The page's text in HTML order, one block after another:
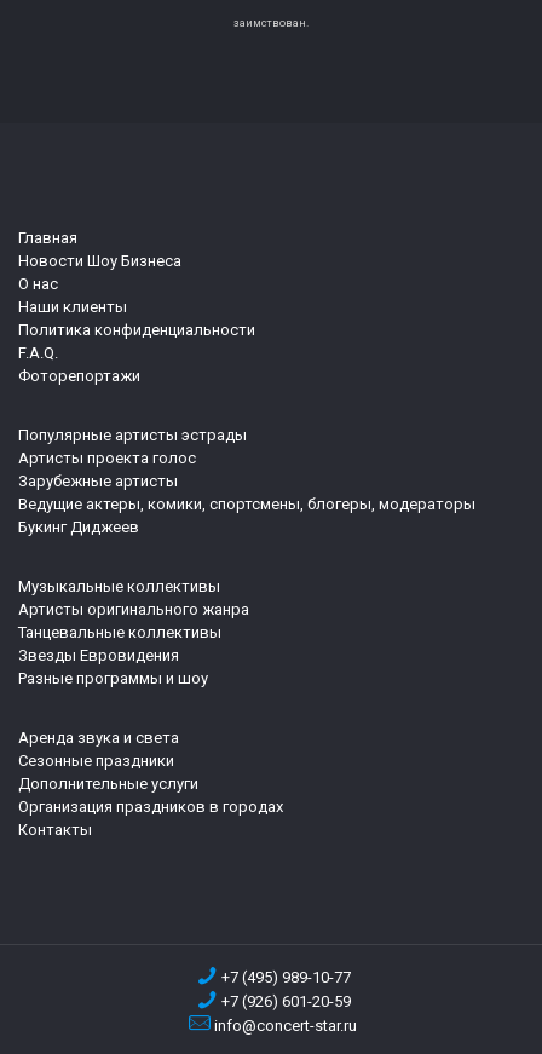
заимствован.
Главная
Новости Шоу Бизнеса
О нас
Наши клиенты
Политика конфиденциальности
F.A.Q.
Фоторепортажи
Популярные артисты эстрады
Артисты проекта голос
Зарубежные артисты
Ведущие актеры, комики, спортсмены, блогеры, модераторы
Букинг Диджеев
Музыкальные коллективы
Артисты оригинального жанра
Танцевальные коллективы
Звезды Евровидения
Разные программы и шоу
Аренда звука и света
Сезонные праздники
Дополнительные услуги
Организация праздников в городах
Контакты
+7 (495) 989-10-77
+7 (926) 601-20-59
info@concert-star.ru